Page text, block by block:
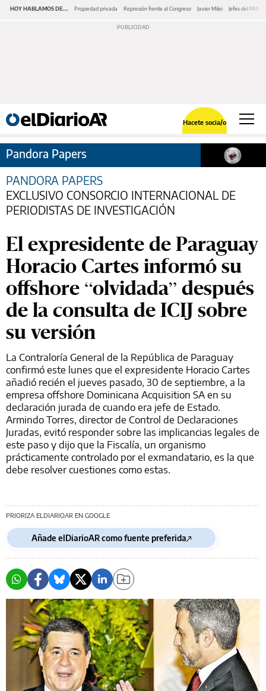
HOY HABLAMOS DE... Propiedad privada Represión frente al Congreso Javier Milei Jefes del PAMI
Hacete socia/o
Pandora Papers
PANDORA PAPERS
EXCLUSIVO CONSORCIO INTERNACIONAL DE
PERIODISTAS DE INVESTIGACIÓN
El expresidente de Paraguay
Horacio Cartes informó su
offshore “olvidada” después
de la consulta de ICIJ sobre
su versión
La Contraloría General de la República de Paraguay
confirmó este lunes que el expresidente Horacio Cartes
añadió recién el jueves pasado, 30 de septiembre, a la
empresa offshore Dominicana Acquisition SA en su
declaración jurada de cuando era jefe de Estado.
Armindo Torres, director de Control de Declaraciones
Juradas, evitó responder sobre las implicancias legales de
este paso y dijo que la Fiscalía, un organismo
prácticamente controlado por el exmandatario, es la que
debe resolver cuestiones como estas.
PRIORIZA ELDIARIOAR EN GOOGLE
Añade elDiarioAR como fuente preferida